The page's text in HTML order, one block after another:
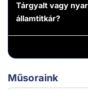
Tárgyalt vagy
államtitkár?
Műsoraink